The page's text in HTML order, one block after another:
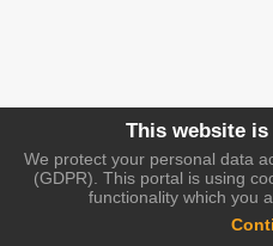
This website
We protect your personal data
(GDPR). This portal is using
functionality which you